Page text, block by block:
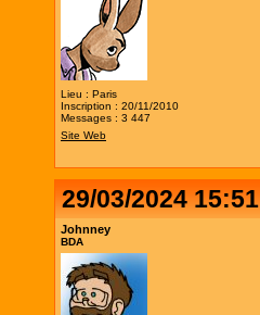
Lieu : Paris
Inscription : 20/11/2010
Messages : 3 447
Site Web
29/03/2024
Johnney
BDA